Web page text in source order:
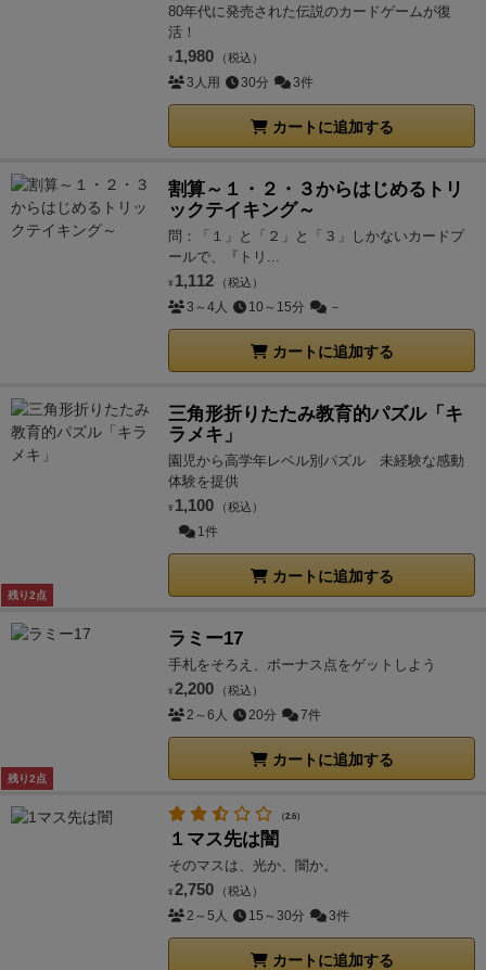
80年代に発売された伝説のカードゲームが復
活！
¥ 1,980 （税込）
3人用 30分 3件
カートに追加する
割算～１・２・３からはじめるトリ
ックテイキング～
問：「１」と「２」と「３」しかないカードプ
ールで、『トリ...
¥ 1,112 （税込）
3～4人 10～15分 －
カートに追加する
残り2点
三角形折りたたみ教育的パズル「キ
ラメキ」
園児から高学年レベル別パズル 未経験な感動
体験を提供
¥ 1,100 （税込）
1件
カートに追加する
残り2点
ラミー17
手札をそろえ、ボーナス点をゲットしよう
¥ 2,200 （税込）
2～6人 20分 7件
カートに追加する
（2.6）
１マス先は闇
そのマスは、光か、闇か。
¥ 2,750 （税込）
2～5人 15～30分 3件
カートに追加する